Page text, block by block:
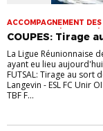
ACCOMPAGNEMENT
FOOT LOISIR | FUTSAL |
CLUBS
COUPES: Tirage
La Ligue Réunionnaise
ayant eu lieu aujourd'hui
FUTSAL: Tirage au sort
Langevin - ESL FC Unir
TBF F...